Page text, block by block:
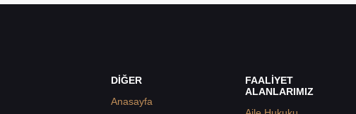
DİĞER
Anasayfa
FAALİYET
ALANLARIMIZ